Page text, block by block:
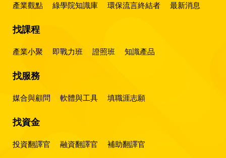
產業觀點 綠學院知識庫 環保流言終結者 最新消息
找課程
產業小聚 即戰力班 證照班 知識產品
找服務
媒合與顧問 軟體與工具 填職涯志願
找資金
投資翻譯官 融資翻譯官 補助翻譯官